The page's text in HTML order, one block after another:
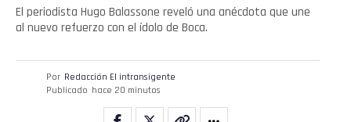
El periodista Hugo Balassone reveló una anécdota que une
al nuevo refuerzo con el ídolo de Boca.
Por Redacción El intransigente
Publicado hace 20 minutos